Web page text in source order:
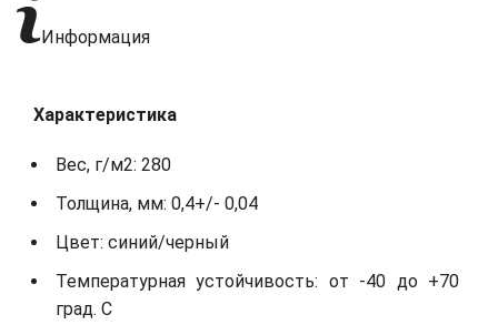
Информация
Характеристика
Вес, г/м2: 280
Толщина, мм: 0,4+/- 0,04
Цвет: синий/черный
Температурная устойчивость: от -40 до +70
град. С